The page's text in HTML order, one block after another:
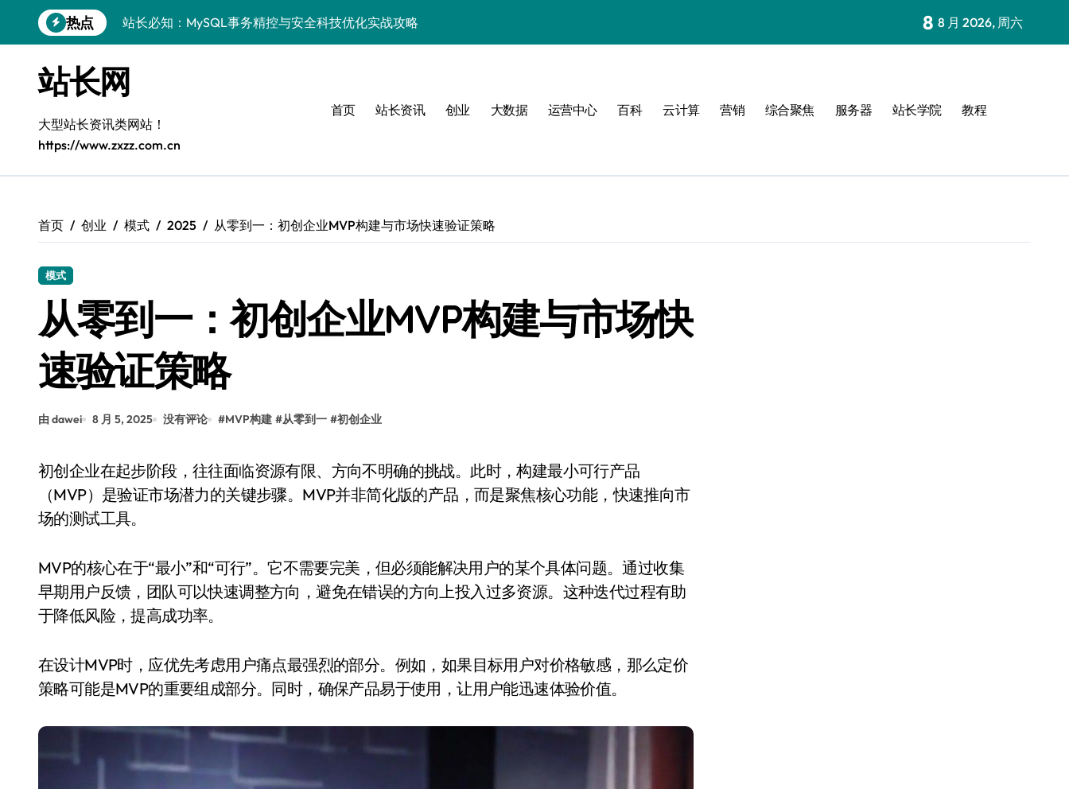
到
热点
站长必知：MySQL事务精控与安全科技优化实战攻略
VR开发进阶：巧用MySQL事务控制解锁科技新战力
科技站长揭秘：MySQL事务控制进阶实战，工程师必知技巧
iOS开发进阶：MySQL事务处理科技赋能，技术实战全掌控
MySQL进阶实战：解锁后端事务处理与科技驱动性能优化
MySQL事务精要：iOS后端开发科技实战，技术达人控局之道
开源站长必知：MySQL事务精控与科技合规风控实战攻略
8 8 月 2026, 周六
站长网
大型站长资讯类网站！
https://www.zxzz.com.cn
首页 站长资讯 创业 大数据 运营中心 百科 云计算 营销 综合聚焦 服务器 站长学院 教程
首页 创业 模式 2025 从零到一：初创企业MVP构建与市场快速验证策略
模式
从零到一：初创企业MVP构建与市场快
速验证策略
由 dawei 8 月 5, 2025 没有评论 #MVP构建 #从零到一 #初创企业
初创企业在起步阶段，往往面临资源有限、方向不明确的挑战。此时，构建最小可行产品
（MVP）是验证市场潜力的关键步骤。MVP并非简化版的产品，而是聚焦核心功能，快速推向市
场的测试工具。
MVP的核心在于“最小”和“可行”。它不需要完美，但必须能解决用户的某个具体问题。通过收集
早期用户反馈，团队可以快速调整方向，避免在错误的方向上投入过多资源。这种迭代过程有助
于降低风险，提高成功率。
在设计MVP时，应优先考虑用户痛点最强烈的部分。例如，如果目标用户对价格敏感，那么定价
策略可能是MVP的重要组成部分。同时，确保产品易于使用，让用户能迅速体验价值。